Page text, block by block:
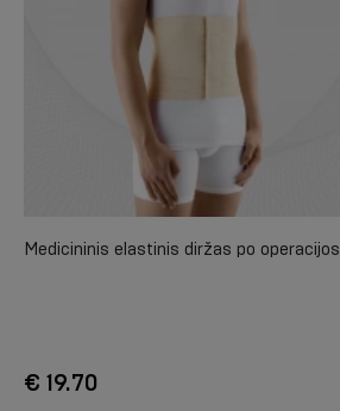
Medicininis elastinis diržas po operacijos
€ 19.70